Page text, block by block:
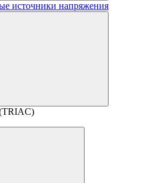
источники напряжения